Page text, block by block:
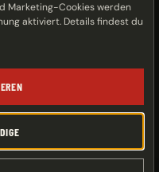
Marketing-Cookies werden
aktiviert. Details findest du